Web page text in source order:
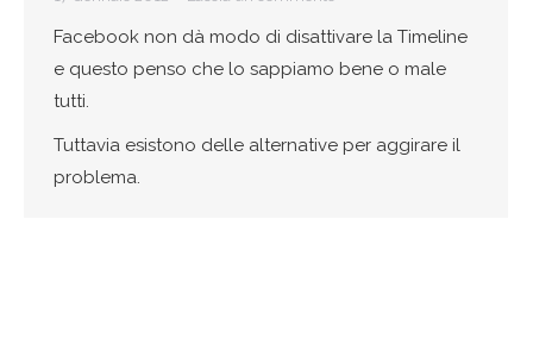
Facebook non dà modo di disattivare la Timeline
e questo penso che lo sappiamo bene o male
tutti.
Tuttavia esistono delle alternative per aggirare il
problema.